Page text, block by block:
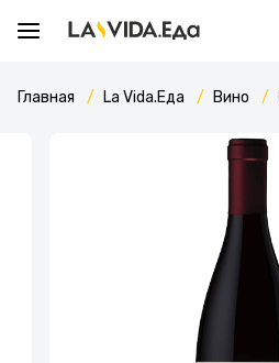
Главная La Vida.Еда Вино